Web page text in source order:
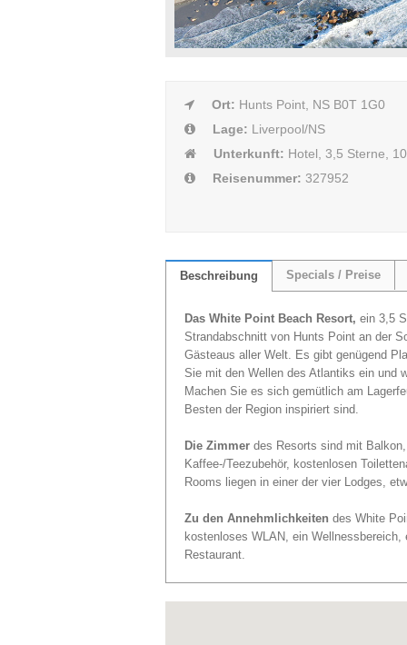
Ort: Hunts Point, NS B0T 1G0
Lage: Liverpool/NS
Unterkunft: Hotel, 3,5 Sterne,
Reisenummer: 327952
Beschreibung Specials / Preise
Das White Point Beach Resort, ein 3,5
Strandabschnitt von Hunts Point an der
Gästeaus aller Welt. Es gibt genügend
Sie mit den Wellen des Atlantiks ein und
Machen Sie es sich gemütlich am
Besten der Region inspiriert sind.
Die Zimmer des Resorts sind mit
Kaffee-/Teezubehör, kostenlosen
Rooms liegen in einer der vier Lodges,
Zu den Annehmlichkeiten des White
kostenloses WLAN, ein
Restaurant.